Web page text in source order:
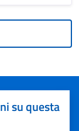
su questa